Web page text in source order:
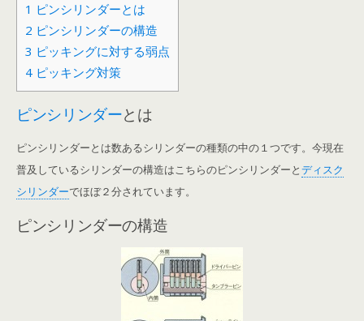
1 ピンシリンダーとは
2 ピンシリンダーの構造
3 ピッキングに対する弱点
4 ピッキング対策
ピンシリンダーとは
ピンシリンダーとは数あるシリンダーの種類の中の１つです。今現在
普及しているシリンダーの構造はこちらのピンシリンダーとディスク
シリンダーでほぼ２分されています。
ピンシリンダーの構造